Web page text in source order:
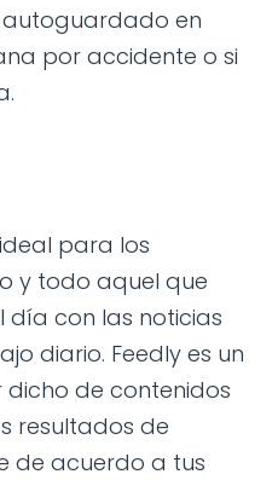
autoguardado en
por accidente o si
para los
y todo aquel que
día con las noticias
diario. Feedly es un
de contenidos
resultados de
de acuerdo a tus